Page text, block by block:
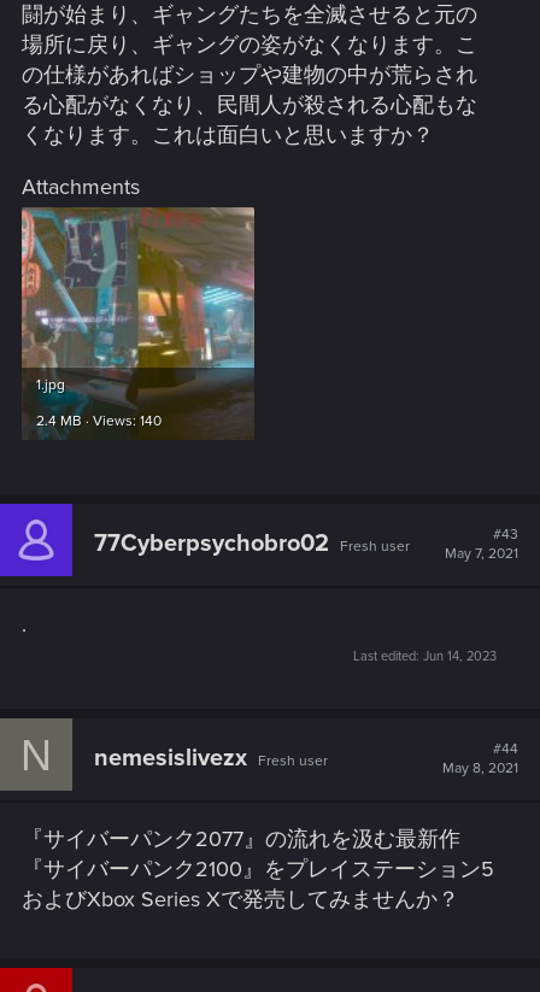
闘が始まり、ギャングたちを全滅させると元の
場所に戻り、ギャングの姿がなくなります。こ
の仕様があればショップや建物の中が荒らされ
る心配がなくなり、民間人が殺される心配もな
くなります。これは面白いと思いますか？
Attachments
1.jpg
2.4 MB · Views: 140
77Cyberpsychobro02 Fresh user
#43
May 7, 2021
.
Last edited: Jun 14, 2023
N nemesislivezx Fresh user
#44
May 8, 2021
『サイバーパンク2077』の流れを汲む最新作
『サイバーパンク2100』をプレイステーション5
およびXbox Series Xで発売してみませんか？